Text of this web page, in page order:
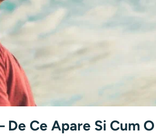
De Ce Apare Si Cum O